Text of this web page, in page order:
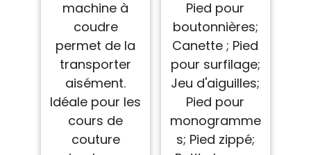
machine à
coudre
permet de la
transporter
aisément.
Idéale pour les
cours de
couture
Pied pour
boutonnières;
Canette ; Pied
pour surfilage;
Jeu d'aiguilles;
Pied pour
monogramme
s; Pied zippé;